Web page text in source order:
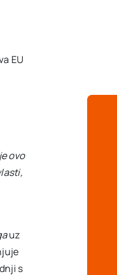
EU
ovo
uz
s